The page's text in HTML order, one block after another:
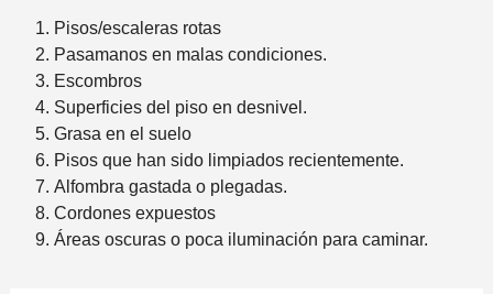
d
e
n
e
Pisos/escaleras rotas
Pasamanos en malas condiciones.
Escombros
Superficies del piso en desnivel.
Grasa en el suelo
Pisos que han sido limpiados recientemente.
Alfombra gastada o plegadas.
Cordones expuestos
Áreas oscuras o poca iluminación para caminar.